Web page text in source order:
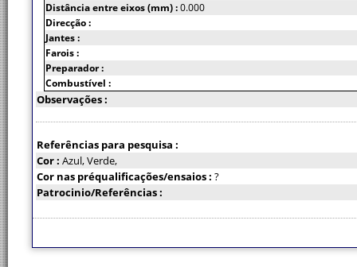
Distância entre eixos (mm) :0.000
Direcção :
Jantes :
Farois :
Preparador :
Combustível :
Observações :
Referências para pesquisa :
Cor : Azul, Verde,
Cor nas préqualificações/ensaios : ?
Patrocinio/Referências :